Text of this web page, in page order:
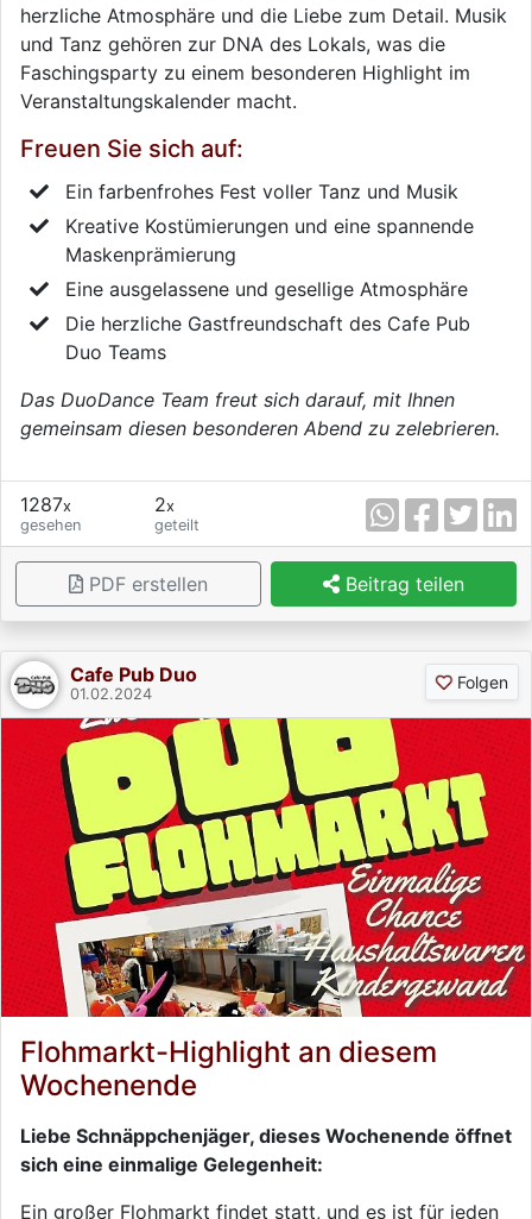
herzliche Atmosphäre und die Liebe zum Detail. Musik
und Tanz gehören zur DNA des Lokals, was die
Faschingsparty zu einem besonderen Highlight im
Veranstaltungskalender macht.
Freuen Sie sich auf:
Ein farbenfrohes Fest voller Tanz und Musik
Kreative Kostümierungen und eine spannende
Maskenprämierung
Eine ausgelassene und gesellige Atmosphäre
Die herzliche Gastfreundschaft des Cafe Pub
Duo Teams
Das DuoDance Team freut sich darauf, mit Ihnen
gemeinsam diesen besonderen Abend zu zelebrieren.
1287x
gesehen
2x
geteilt
PDF erstellen Beitrag teilen
Cafe Pub Duo
01.02.2024
Folgen
Flohmarkt-Highlight an diesem
Wochenende
Liebe Schnäppchenjäger, dieses Wochenende öffnet
sich eine einmalige Gelegenheit:
Ein großer Flohmarkt findet statt, und es ist für jeden